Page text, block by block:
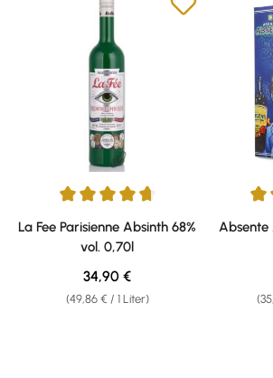
Durchschnittliche Bewertung von 4.82
La Fee Parisienne Absinth 68%
vol. 0,70l
(49,86 € / 1 Liter)
Regulärer Preis:
34,90 €
Absente